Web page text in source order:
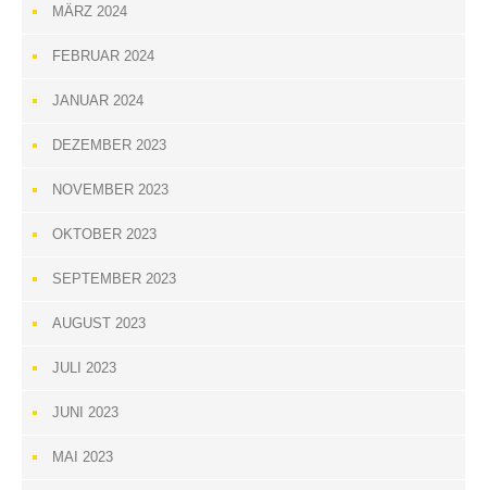
MÄRZ 2024
FEBRUAR 2024
JANUAR 2024
DEZEMBER 2023
NOVEMBER 2023
OKTOBER 2023
SEPTEMBER 2023
AUGUST 2023
JULI 2023
JUNI 2023
MAI 2023